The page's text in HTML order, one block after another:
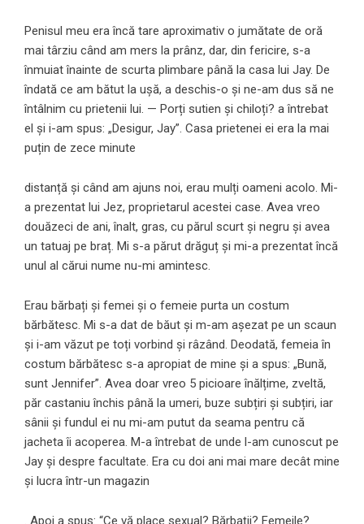
Penisul meu era încă tare aproximativ o jumătate de oră
mai târziu când am mers la prânz, dar, din fericire, s-a
înmuiat înainte de scurta plimbare până la casa lui Jay. De
îndată ce am bătut la ușă, a deschis-o și ne-am dus să ne
întâlnim cu prietenii lui. — Porți sutien și chiloți? a întrebat
el și i-am spus: „Desigur, Jay”. Casa prietenei ei era la mai
puțin de zece minute
distanță și când am ajuns noi, erau mulți oameni acolo. Mi-
a prezentat lui Jez, proprietarul acestei case. Avea vreo
douăzeci de ani, înalt, gras, cu părul scurt și negru și avea
un tatuaj pe braț. Mi s-a părut drăguț și mi-a prezentat încă
unul al cărui nume nu-mi amintesc.
Erau bărbați și femei și o femeie purta un costum
bărbătesc. Mi s-a dat de băut și m-am așezat pe un scaun
și i-am văzut pe toți vorbind și râzând. Deodată, femeia în
costum bărbătesc s-a apropiat de mine și a spus: „Bună,
sunt Jennifer”. Avea doar vreo 5 picioare înălțime, zveltă,
păr castaniu închis până la umeri, buze subțiri și subțiri, iar
sânii și fundul ei nu mi-am putut da seama pentru că
jacheta îi acoperea. M-a întrebat de unde l-am cunoscut pe
Jay și despre facultate. Era cu doi ani mai mare decât mine
și lucra într-un magazin
. Apoi a spus: “Ce vă place sexual? Bărbații? Femeile?